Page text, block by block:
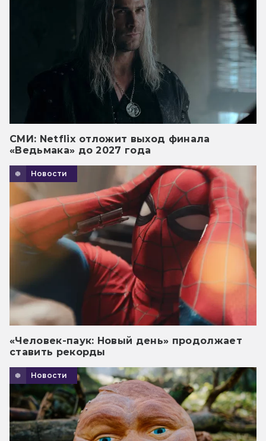
СМИ: Netflix отложит выход финала
«Ведьмака» до 2027 года
Новости
«Человек-паук: Новый день» продолжает
ставить рекорды
Новости